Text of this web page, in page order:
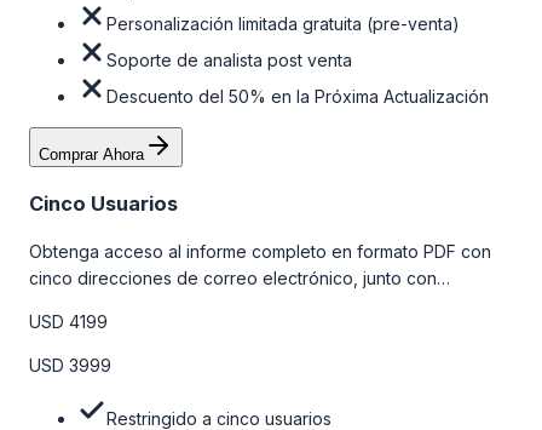
Personalización limitada gratuita (pre-venta)
Soporte de analista post venta
Descuento del 50% en la Próxima Actualización
Comprar Ahora
Cinco Usuarios
Obtenga acceso al informe completo en formato PDF con
cinco direcciones de correo electrónico, junto con
venta y el soporte post-venta de nuestros analistas. Para
obtener más información, consulte la tabla de precios a
USD 4199
USD 3999
Restringido a cinco usuarios